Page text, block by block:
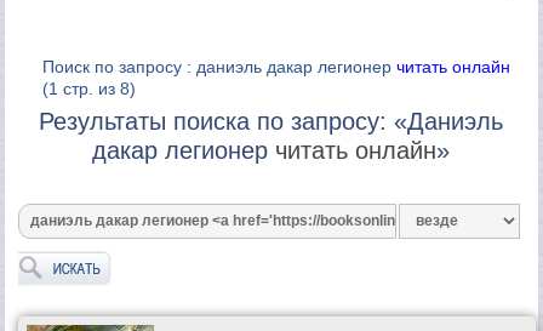
Поиск по запросу : даниэль дакар легионерчитать онлайн
(1 стр. из 8)
Результаты поиска по запросу: «Даниэль
дакар легионер читать онлайн»